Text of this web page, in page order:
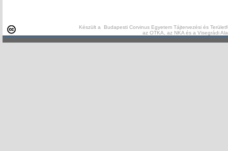
Készült a Budapesti Corvinus Egyetem Tájtervezési és
az OTKA, az NKA és a Visegrádi